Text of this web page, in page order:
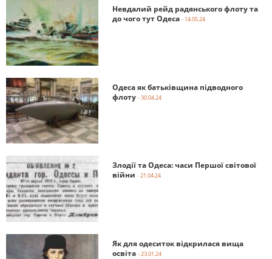
Невдалий рейд радянського флоту та
до чого тут Одеса - 14.05.24
Одеса як батьківщина підводного
флоту - 30.04.24
Злодії та Одеса: часи Першої світової
війни - 21.04.24
Як для одеситок відкрилася вища
освіта - 23.01.24